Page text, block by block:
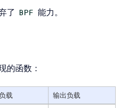
了 BPF 能力。
的函数：
载 输出负载